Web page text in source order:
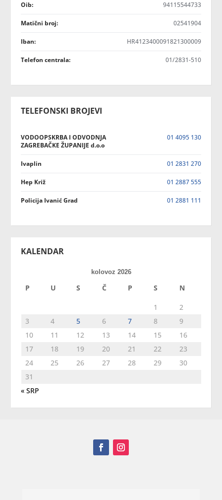
Oib: 94115544733
Matični broj: 02541904
Iban: HR4123400091821300009
Telefon centrala: 01/2831-510
TELEFONSKI BROJEVI
VODOOPSKRBA I ODVODNJA
ZAGREBAČKE ŽUPANIJE d.o.o
01 4095 130
Ivaplin 01 2831 270
Hep Križ 01 2887 555
Policija Ivanić Grad 01 2881 111
KALENDAR
kolovoz 2026
P U S Č P S N
1
2
3
4 5 6 7 8
9
10
11 12 13 14 15
16
17
18 19 20 21 22
23
24
25 26 27 28 29
30
31
« SRP